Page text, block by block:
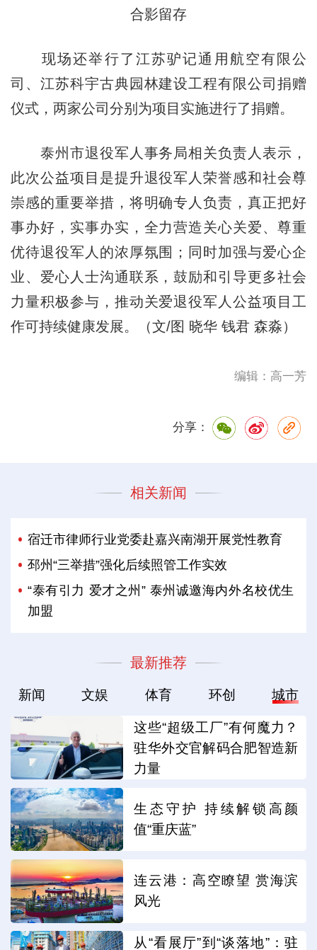
合影留存
现场还举行了江苏驴记通用航空有限公
司、江苏科宇古典园林建设工程有限公司捐赠
仪式，两家公司分别为项目实施进行了捐赠。
泰州市退役军人事务局相关负责人表示，
此次公益项目是提升退役军人荣誉感和社会尊
崇感的重要举措，将明确专人负责，真正把好
事办好，实事办实，全力营造关心关爱、尊重
优待退役军人的浓厚氛围；同时加强与爱心企
业、爱心人士沟通联系，鼓励和引导更多社会
力量积极参与，推动关爱退役军人公益项目工
作可持续健康发展。（文/图 晓华 钱君 森淼）
编辑：高一芳
分享：
相关新闻
宿迁市律师行业党委赴嘉兴南湖开展党性教育
邳州“三举措”强化后续照管工作实效
“泰有引力 爱才之州” 泰州诚邀海内外名校优生
加盟
最新推荐
新闻 文娱 体育 环创 城市
这些“超级工厂”有何魔力？
驻华外交官解码合肥智造新
力量
生态守护 持续解锁高颜
值“重庆蓝”
连云港：高空瞭望 赏海滨
风光
从“看展厅”到“谈落地”：驻